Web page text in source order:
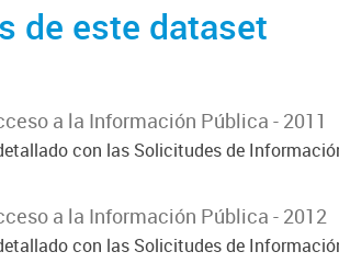
de este dataset
a la Información Pública - 2011
con las Solicitudes de
a la Información Pública - 2012
con las Solicitudes de